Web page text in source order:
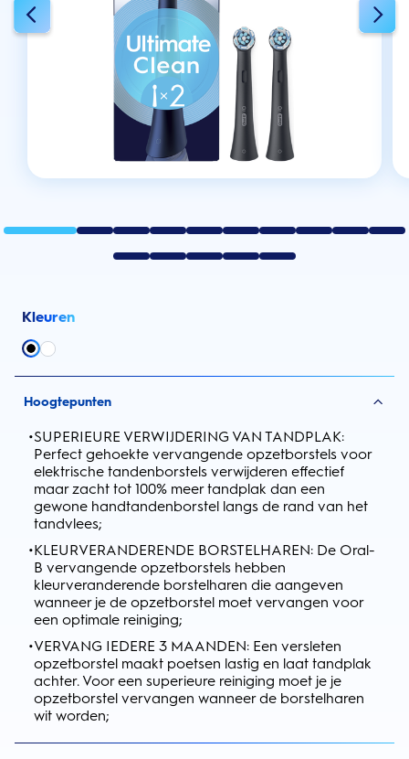
Kleuren
Hoogtepunten
•SUPERIEURE VERWIJDERING VAN TANDPLAK:
Perfect gehoekte vervangende opzetborstels voor
elektrische tandenborstels verwijderen effectief
maar zacht tot 100% meer tandplak dan een
gewone handtandenborstel langs de rand van het
tandvlees;
•KLEURVERANDERENDE BORSTELHAREN: De Oral-
B vervangende opzetborstels hebben
kleurveranderende borstelharen die aangeven
wanneer je de opzetborstel moet vervangen voor
een optimale reiniging;
•VERVANG IEDERE 3 MAANDEN: Een versleten
opzetborstel maakt poetsen lastig en laat tandplak
achter. Voor een superieure reiniging moet je je
opzetborstel vervangen wanneer de borstelharen
wit worden;